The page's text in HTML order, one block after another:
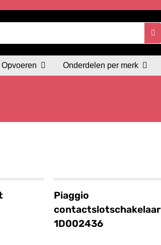
Opvoeren Onderdelen per merk
Piaggio
contactslotschakelaar
1D002436